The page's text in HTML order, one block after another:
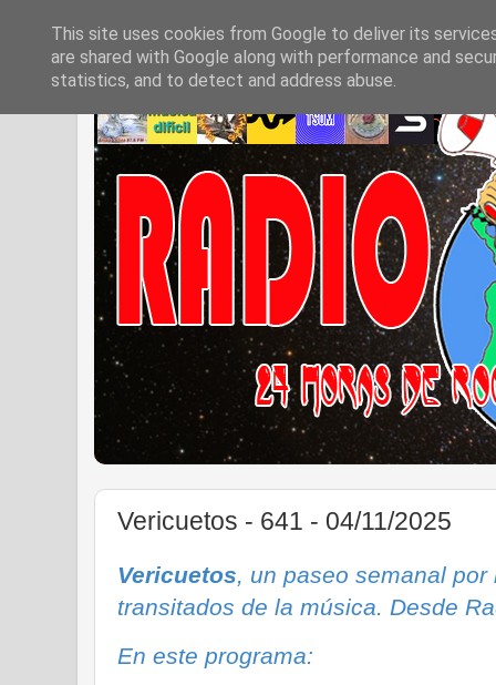
Vericuetos - 641 - 04/11/2025
Vericuetos, un paseo semanal
transitados de la música. Desde
En este programa:
This site uses cookies from Google to deliver its
are shared with Google along with performance and
statistics, and to detect and address abuse.